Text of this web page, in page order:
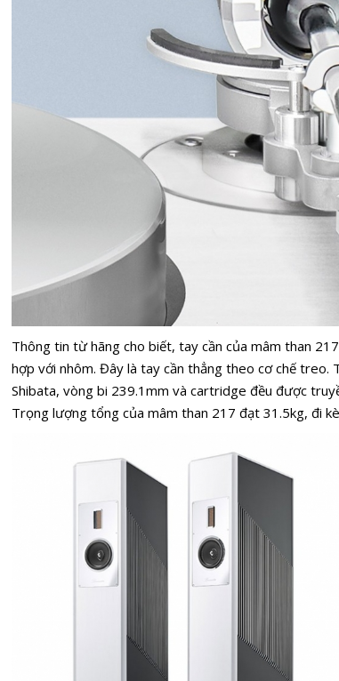
Thông tin từ hãng cho biết, tay cần của mâm than
hợp với nhôm. Đây là tay cần thẳng theo cơ chế treo.
Shibata, vòng bi 239.1mm và cartridge đều được
Trọng lượng tổng của mâm than 217 đạt 31.5kg, đi